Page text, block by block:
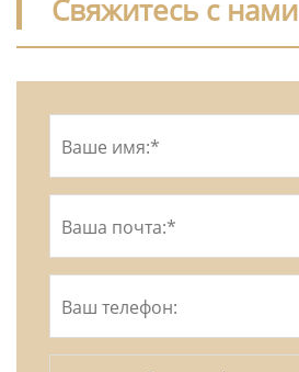
Свяжитесь с нами